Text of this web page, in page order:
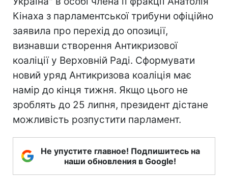
Кінаха з парламентської трибуни офіційно
заявила про перехід до опозиції,
визнавши створення Антикризової
коаліції у Верховній Раді. Сформувати
новий уряд Антикризова коаліція має
намір до кінця тижня. Якщо цього не
зроблять до 25 липня, президент дістане
можливість розпустити парламент.
Не упустите главное! Подпишитесь на
наши обновления в Google!